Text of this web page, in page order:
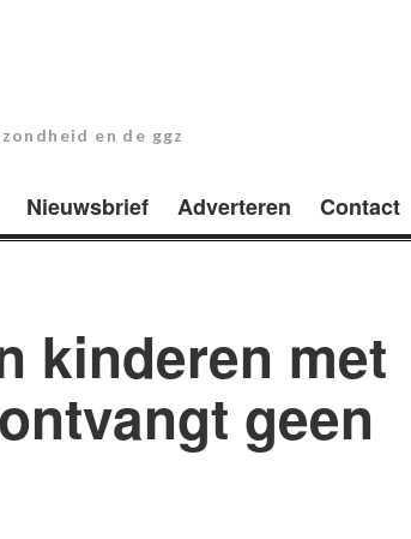
en de ggz
Nieuwsbrief Adverteren Contact
kinderen met
geen